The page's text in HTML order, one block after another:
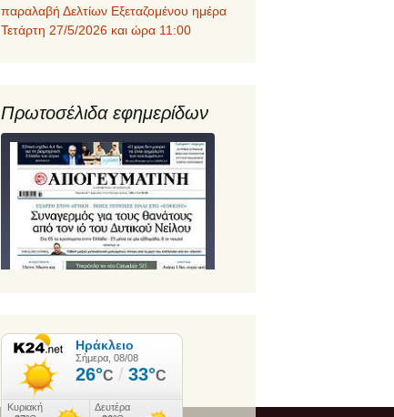
παραλαβή Δελτίων Εξεταζομένου ημέρα
Τετάρτη 27/5/2026 και ώρα 11:00
Πρωτοσέλιδα εφημερίδων